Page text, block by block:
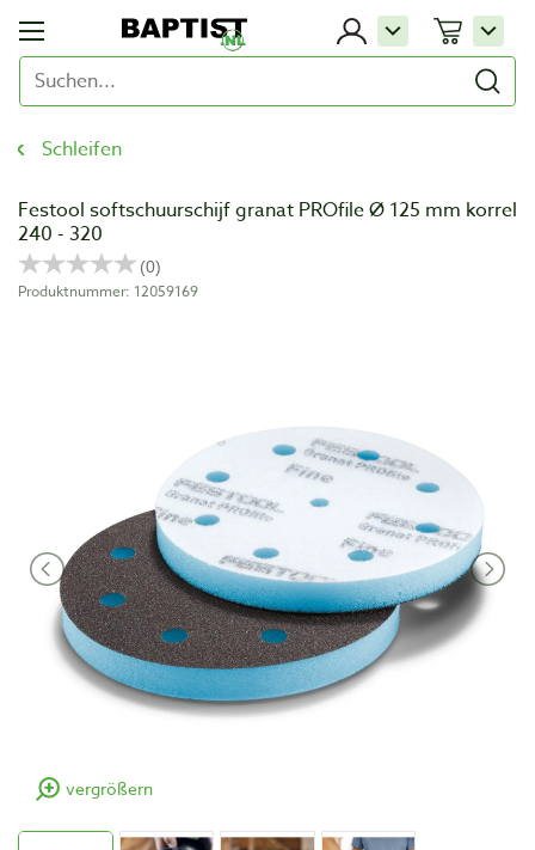
Schleifen
Festool softschuurschijf granat PROfile Ø 125 mm korrel
240 - 320
Produktnummer: 12059169
vergrößern